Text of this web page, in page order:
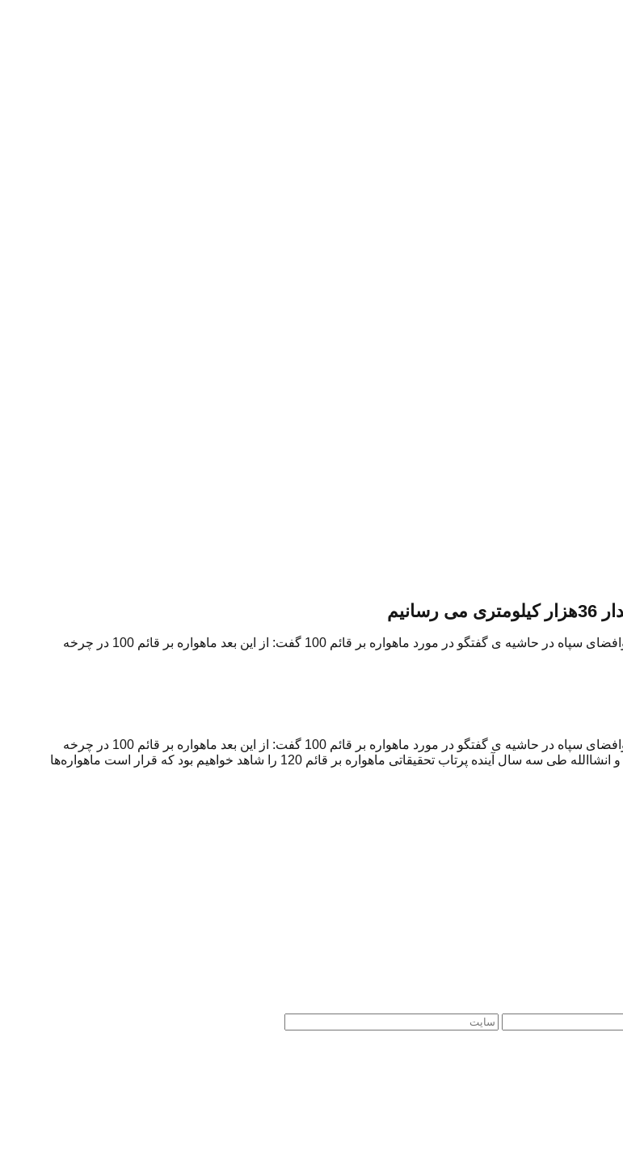
به گزارش نظرپرس به نقل از “تسنیم”، سردار علی جعفر آبادی فرمانده فضایی نیروی هوافضای سپاه در حاشیه ی گفتگو در مورد ماهواره بر قائم 100 گفت: از این بعد ماهواره بر قائم 100 در چرخه
به گزارش نظرپرس به نقل از “تسنیم”، سردار علی جعفر آبادی فرمانده فضایی نیروی هوافضای سپاه در حاشیه ی گفتگو در مورد ماهواره بر قائم 100 گفت: از این بعد ماهواره بر قائم 100 در چرخه
عملیاتی قرار می‌گیرد و سال آینده پرتاب تحقیقاتی ماهواره بر قائم 105 را خواهیم داشت و انشاالله طی سه سال آینده پرتاب تحقیقاتی ماهواره بر قائم 120 را شاهد خواهیم بود که قرار است ماهواره‌ها